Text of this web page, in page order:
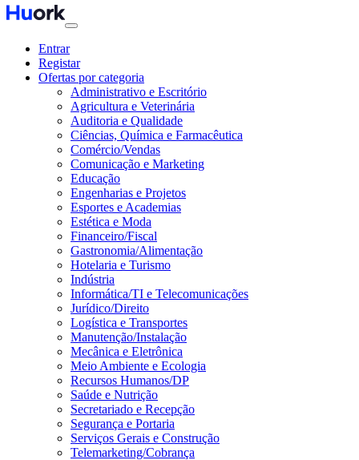
Entrar
Registar
Ofertas por categoria
Administrativo e Escritório
Agricultura e Veterinária
Auditoria e Qualidade
Ciências, Química e Farmacêutica
Comércio/Vendas
Comunicação e Marketing
Educação
Engenharias e Projetos
Esportes e Academias
Estética e Moda
Financeiro/Fiscal
Gastronomia/Alimentação
Hotelaria e Turismo
Indústria
Informática/TI e Telecomunicações
Jurídico/Direito
Logística e Transportes
Manutenção/Instalação
Mecânica e Eletrônica
Meio Ambiente e Ecologia
Recursos Humanos/DP
Saúde e Nutrição
Secretariado e Recepção
Segurança e Portaria
Serviços Gerais e Construção
Telemarketing/Cobrança